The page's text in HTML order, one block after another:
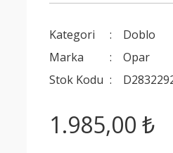
Kategori
Doblo
Marka
Opar
Stok Kodu
1.985,00 ₺